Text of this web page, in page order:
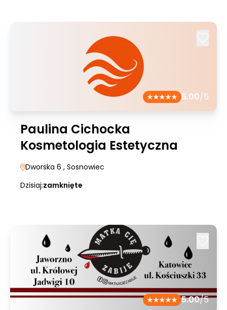
5.00/5
Paulina Cichocka
Kosmetologia Estetyczna
Dworska 6 , Sosnowiec
Dzisiaj:zamknięte
5.00/5